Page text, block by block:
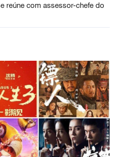
reúne com assessor-chefe do